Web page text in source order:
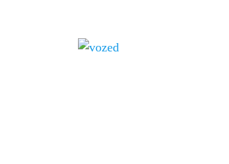
Tag: Cancún